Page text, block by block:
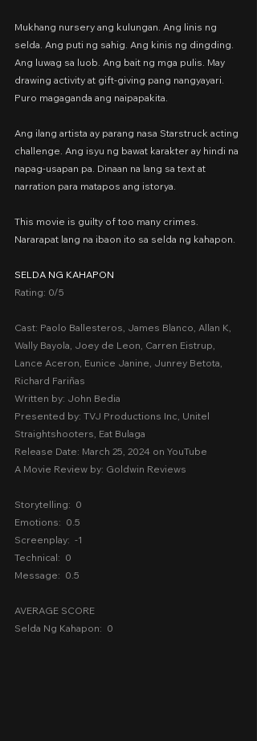
Mukhang nursery ang kulungan. Ang linis ng
selda. Ang puti ng sahig. Ang kinis ng dingding.
Ang luwag sa luob. Ang bait ng mga pulis. May
drawing activity at gift-giving pang nangyayari.
Puro magaganda ang naipapakita.
Ang ilang artista ay parang nasa Starstruck acting
challenge. Ang isyu ng bawat karakter ay hindi na
napag-usapan pa. Dinaan na lang sa text at
narration para matapos ang istorya.
This movie is guilty of too many crimes.
Nararapat lang na ibaon ito sa selda ng kahapon.
SELDA NG KAHAPON
Rating: 0/5
Cast: Paolo Ballesteros, James Blanco, Allan K,
Wally Bayola, Joey de Leon, Carren Eistrup,
Lance Aceron, Eunice Janine, Junrey Betota,
Richard Fariñas
Written by: John Bedia
Presented by: TVJ Productions Inc, Unitel
Straightshooters, Eat Bulaga
Release Date: March 25, 2024 on YouTube
A Movie Review by: Goldwin Reviews
Storytelling:  0
Emotions:  0.5
Screenplay:  -1
Technical:  0
Message:  0.5
AVERAGE SCORE
Selda Ng Kahapon:  0